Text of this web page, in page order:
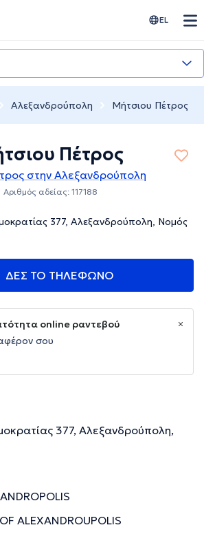
EL
Αλεξανδρούπολη Μήτσιου Πέτρος
Πέτρος
στην Αλεξανδρούπολη
Αριθμός αδείας: 117188
377, Αλεξανδρούπολη, Νομός
ΔΕΣ ΤΟ ΤΗΛΕΦΩΝΟ
online ραντεβού
σου
377, Αλεξανδρούπολη,
ALEXANDROUPOLIS